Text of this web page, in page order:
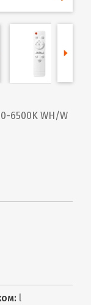
6500K WH/W
l